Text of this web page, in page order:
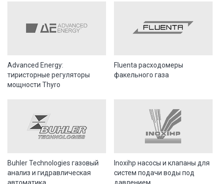
Advanced Energy:
тиристорные регуляторы
мощности Thyro
Fluenta расходомеры
факельного газа
Buhler Technologies газовый
анализ и гидравлическая
Inoxihp насосы и клапаны для
систем подачи воды под